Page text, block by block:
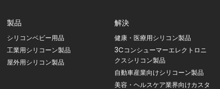
製品
シリコンベビー用品
工業用シリコーン製品
屋外用シリコン製品
解決
健康・医療用シリコン製品
3Cコンシューマーエレクトロニ
クスシリコン製品
自動車産業向けシリコーン製品
美容・ヘルスケア業界向けカスタ